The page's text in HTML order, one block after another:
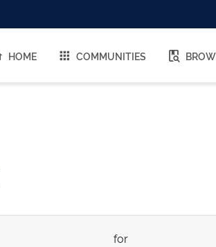
HOME COMMUNITIES
for